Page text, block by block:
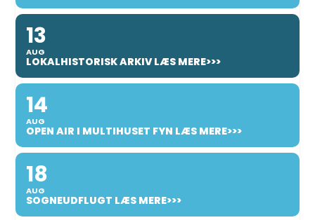
13
AUG
LOKALHISTORISK ARKIV LÆS MERE>>>
14
AUG
OPEN AIR I MULTIHUSET FYN LÆS MERE>>>
18
AUG
SOGNEUDFLUGT LÆS MERE>>>